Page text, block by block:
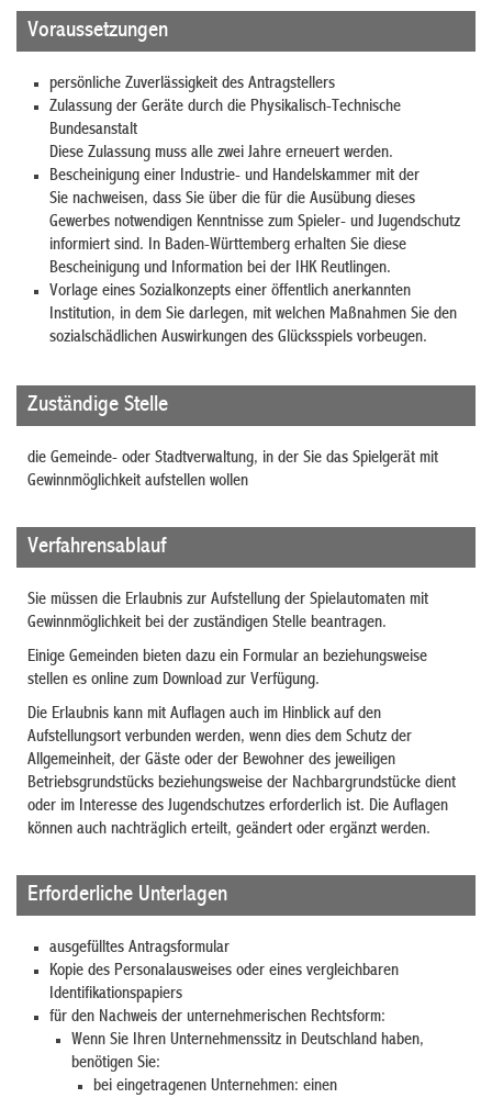
Voraussetzungen
persönliche Zuverlässigkeit des Antragstellers
Zulassung der Geräte durch die Physikalisch-Technische
Bundesanstalt
Diese Zulassung muss alle zwei Jahre erneuert werden.
Bescheinigung einer Industrie- und Handelskammer mit der
Sie nachweisen, dass Sie über die für die Ausübung dieses
Gewerbes notwendigen Kenntnisse zum Spieler- und Jugendschutz
informiert sind. In Baden-Württemberg erhalten Sie diese
Bescheinigung und Information bei der IHK Reutlingen.
Vorlage eines Sozialkonzepts einer öffentlich anerkannten
Institution, in dem Sie darlegen, mit welchen Maßnahmen Sie den
sozialschädlichen Auswirkungen des Glücksspiels vorbeugen.
Zuständige Stelle
die Gemeinde- oder Stadtverwaltung, in der Sie das Spielgerät mit
Gewinnmöglichkeit aufstellen wollen
Verfahrensablauf
Sie müssen die Erlaubnis zur Aufstellung der Spielautomaten mit
Gewinnmöglichkeit bei der zuständigen Stelle beantragen.
Einige Gemeinden bieten dazu ein Formular an beziehungsweise
stellen es online zum Download zur Verfügung.
Die Erlaubnis kann mit Auflagen auch im Hinblick auf den
Aufstellungsort verbunden werden, wenn dies dem Schutz der
Allgemeinheit, der Gäste oder der Bewohner des jeweiligen
Betriebsgrundstücks beziehungsweise der Nachbargrundstücke dient
oder im Interesse des Jugendschutzes erforderlich ist. Die Auflagen
können auch nachträglich erteilt, geändert oder ergänzt werden.
Erforderliche Unterlagen
ausgefülltes Antragsformular
Kopie des Personalausweises oder eines vergleichbaren
Identifikationspapiers
für den Nachweis der unternehmerischen Rechtsform:
Wenn Sie Ihren Unternehmenssitz in Deutschland haben,
benötigen Sie:
bei eingetragenen Unternehmen: einen